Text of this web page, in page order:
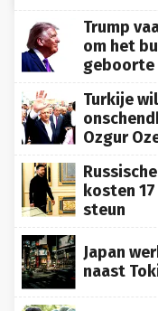
Trump
om het
geboorte
Turkije
Ozgur
kosten
steun
Japan
naast